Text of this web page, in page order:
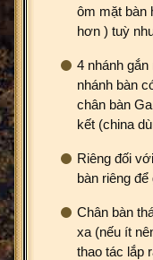
ôm mặt bàn
hơn ) tuỳ
4 nhánh
nhánh bàn
chân bàn
kết (china
Riêng đối
bàn riêng
Chân bàn
xa (nếu ít
thao tác lắp